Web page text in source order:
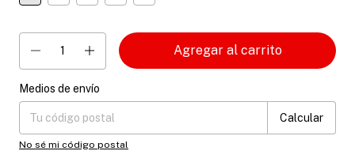
Entregas para el CP:
Medios de envío
Calcular
No sé mi código postal